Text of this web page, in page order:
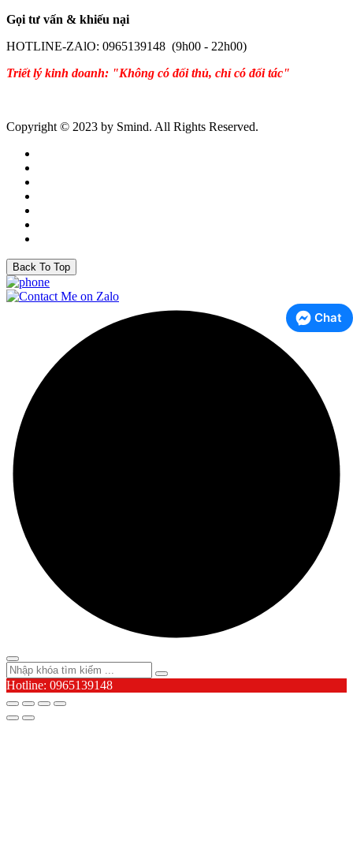
Gọi tư vấn & khiếu nại
HOTLINE-ZAlO: 0965139148 (9h00 - 22h00)
Triết lý kinh doanh: "Không có đối thủ, chỉ có đối tác"
Copyright © 2023 by Smind. All Rights Reserved.
Back To Top
Chat
Hotline: 0965139148